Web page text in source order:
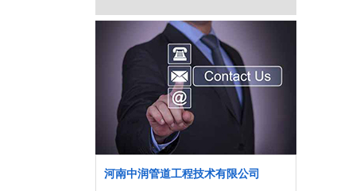
河南中润管道工程技术有限公司